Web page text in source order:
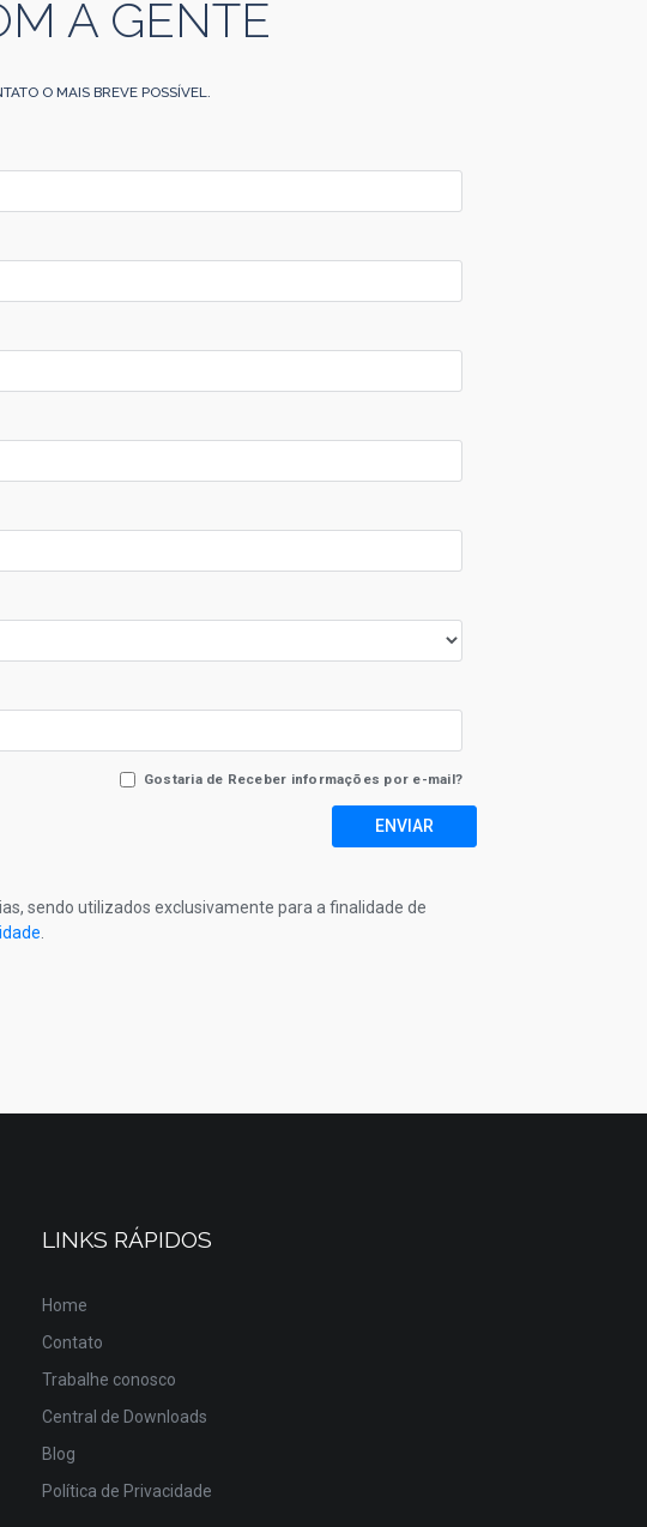
A GENTE
O MAIS BREVE POSSÍVEL.
Gostaria de Receber informações por e-mail?
ENVIAR
sendo utilizados exclusivamente para a finalidade de
LINKS RÁPIDOS
Home
Contato
Trabalhe conosco
Central de Downloads
Blog
Política de Privacidade